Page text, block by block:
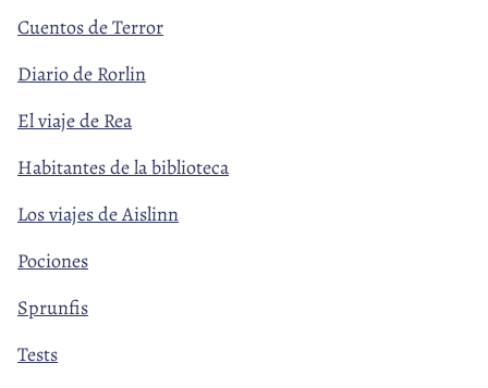
Cuentos de Terror
Diario de Rorlin
El viaje de Rea
Habitantes de la biblioteca
Los viajes de Aislinn
Pociones
Sprunfis
Tests